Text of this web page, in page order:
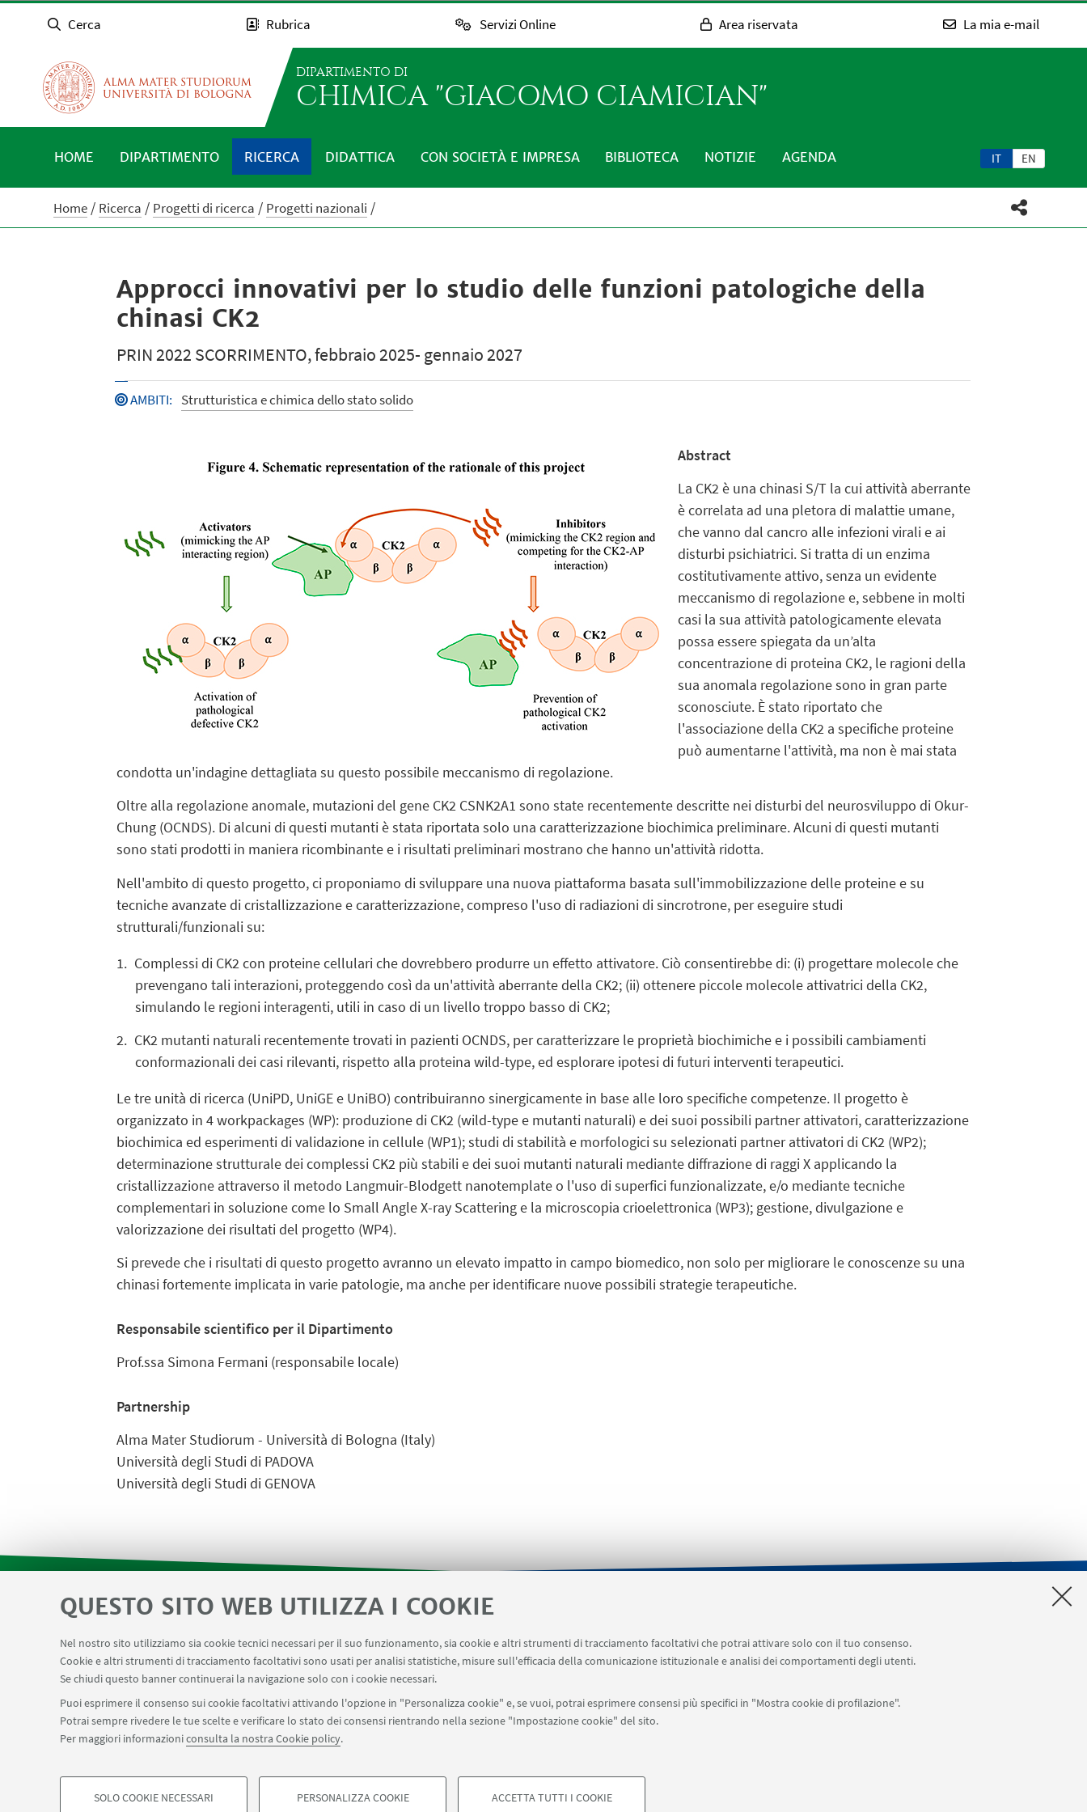
QUESTO SITO WEB UTILIZZA I COOKIE
Nel nostro sito utilizziamo sia cookie tecnici necessari per il suo funzionamento, sia cookie e altri strumenti di tracciamento facoltativi che potrai attivare solo con il tuo consenso.
Cookie e altri strumenti di tracciamento facoltativi sono usati per analisi statistiche, misure sull'efficacia della comunicazione istituzionale e analisi dei comportamenti degli utenti.
Se chiudi questo banner continuerai la navigazione solo con i cookie necessari.
Puoi esprimere il consenso sui cookie facoltativi attivando l'opzione in "Personalizza cookie" e, se vuoi, potrai esprimere consensi più specifici in "Mostra cookie di profilazione".
Potrai sempre rivedere le tue scelte e verificare lo stato dei consensi rientrando nella sezione "Impostazione cookie" del sito.
Per maggiori informazioniconsulta la nostra Cookie policy.
SOLO COOKIE NECESSARI PERSONALIZZA COOKIE ACCETTA TUTTI I COOKIE
Cerca Rubrica Servizi Online Area riservata La mia e-mail
DIPARTIMENTO DI
CHIMICA "GIACOMO CIAMICIAN"
IT EN
HOME DIPARTIMENTO RICERCA DIDATTICA CON SOCIETÀ E IMPRESA BIBLIOTECA NOTIZIE AGENDA
Home Ricerca Progetti di ricerca Progetti nazionali
Approcci innovativi per lo studio delle funzioni patologiche della
chinasi CK2
PRIN 2022 SCORRIMENTO, febbraio 2025- gennaio 2027
AMBITI: Strutturistica e chimica dello stato solido
Abstract
La CK2 è una chinasi S/T la cui attività aberrante
è correlata ad una pletora di malattie umane,
che vanno dal cancro alle infezioni virali e ai
disturbi psichiatrici. Si tratta di un enzima
costitutivamente attivo, senza un evidente
meccanismo di regolazione e, sebbene in molti
casi la sua attività patologicamente elevata
possa essere spiegata da un’alta
concentrazione di proteina CK2, le ragioni della
sua anomala regolazione sono in gran parte
sconosciute. È stato riportato che
l'associazione della CK2 a specifiche proteine
può aumentarne l'attività, ma non è mai stata
condotta un'indagine dettagliata su questo possibile meccanismo di regolazione.
Oltre alla regolazione anomale, mutazioni del gene CK2 CSNK2A1 sono state recentemente descritte nei disturbi del neurosviluppo di Okur-
Chung (OCNDS). Di alcuni di questi mutanti è stata riportata solo una caratterizzazione biochimica preliminare. Alcuni di questi mutanti
sono stati prodotti in maniera ricombinante e i risultati preliminari mostrano che hanno un'attività ridotta.
Nell'ambito di questo progetto, ci proponiamo di sviluppare una nuova piattaforma basata sull'immobilizzazione delle proteine e su
tecniche avanzate di cristallizzazione e caratterizzazione, compreso l'uso di radiazioni di sincrotrone, per eseguire studi
strutturali/funzionali su:
Complessi di CK2 con proteine cellulari che dovrebbero produrre un effetto attivatore. Ciò consentirebbe di: (i) progettare molecole che
prevengano tali interazioni, proteggendo così da un'attività aberrante della CK2; (ii) ottenere piccole molecole attivatrici della CK2,
simulando le regioni interagenti, utili in caso di un livello troppo basso di CK2;
CK2 mutanti naturali recentemente trovati in pazienti OCNDS, per caratterizzare le proprietà biochimiche e i possibili cambiamenti
conformazionali dei casi rilevanti, rispetto alla proteina wild-type, ed esplorare ipotesi di futuri interventi terapeutici.
Le tre unità di ricerca (UniPD, UniGE e UniBO) contribuiranno sinergicamente in base alle loro specifiche competenze. Il progetto è
organizzato in 4 workpackages (WP): produzione di CK2 (wild-type e mutanti naturali) e dei suoi possibili partner attivatori, caratterizzazione
biochimica ed esperimenti di validazione in cellule (WP1); studi di stabilità e morfologici su selezionati partner attivatori di CK2 (WP2);
determinazione strutturale dei complessi CK2 più stabili e dei suoi mutanti naturali mediante diffrazione di raggi X applicando la
cristallizzazione attraverso il metodo Langmuir-Blodgett nanotemplate o l'uso di superfici funzionalizzate, e/o mediante tecniche
complementari in soluzione come lo Small Angle X-ray Scattering e la microscopia crioelettronica (WP3); gestione, divulgazione e
valorizzazione dei risultati del progetto (WP4).
Si prevede che i risultati di questo progetto avranno un elevato impatto in campo biomedico, non solo per migliorare le conoscenze su una
chinasi fortemente implicata in varie patologie, ma anche per identificare nuove possibili strategie terapeutiche.
Responsabile scientifico per il Dipartimento
Prof.ssa Simona Fermani (responsabile locale)
Partnership
Alma Mater Studiorum - Università di Bologna (Italy)
Università degli Studi di PADOVA
Università degli Studi di GENOVA
LINK UTILI Reagentario App frequenze CHIM Area riservata SVC Prenotazione strumenti Prenotazione spazi e Riunioni
Planner aule Navile
Magazzini
Dismissione beni Segnala un evento
SEGUI IL DIPARTIMENTO SU: SEGUI UNIBO SU:
©Copyright 2026 - ALMA MATER STUDIORUM - Università di Bologna - Via Zamboni, 33 - 40126 Bologna - PI: 01131710376 - CF: 80007010376
Note legali Informazioni sul sito e accessibilità Impostazioni Cookie